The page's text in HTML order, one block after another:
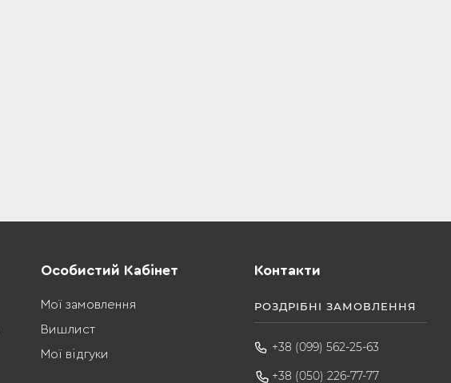
Особистий Кабінет
Мої замовлення
Вишлист
Мої відгуки
Контакти
РОЗДРІБНІ ЗАМОВЛЕННЯ
+38 (099) 562-25-63
+38 (050) 226-77-77